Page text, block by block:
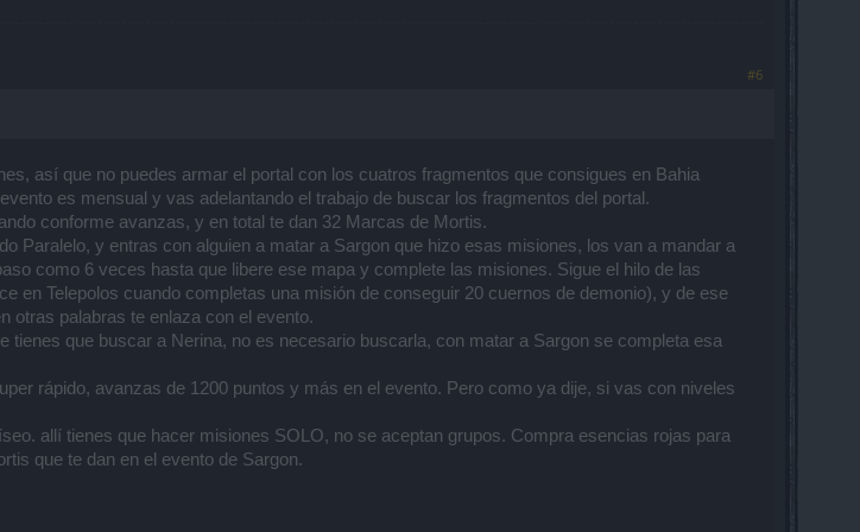
#6
así que no puedes armar el portal con los cuatros fragmentos que consigues en Bahia
es mensual y vas adelantando el trabajo de buscar los fragmentos del portal.
conforme avanzas, y en total te dan 32 Marcas de Mortis.
Paralelo, y entras con alguien a matar a Sargon que hizo esas misiones, los van a mandar a
como 6 veces hasta que libere ese mapa y complete las misiones. Sigue el hilo de las
en Telepolos cuando completas una misión de conseguir 20 cuernos de demonio), y de ese
otras palabras te enlaza con el evento.
tienes que buscar a Nerina, no es necesario buscarla, con matar a Sargon se completa esa
rápido, avanzas de 1200 puntos y más en el evento. Pero como ya dije, si vas con niveles
allí tienes que hacer misiones SOLO, no se aceptan grupos. Compra esencias rojas para
que te dan en el evento de Sargon.